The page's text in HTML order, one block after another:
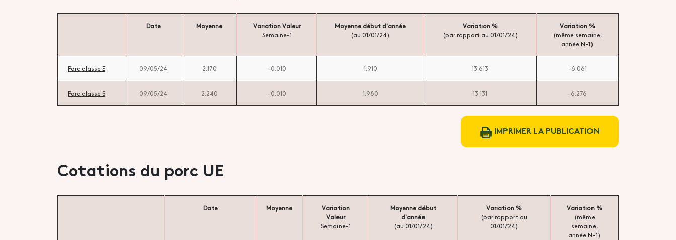
Date Moyenne
Variation Valeur
Semaine-1
Moyenne début d'année
(au 01/01/24)
Variation %
(par rapport au 01/01/24)
Variation %
(même semaine,
année N-1)
Porc classe E 09/05/24 2.170 -0.010 1.910 13.613 -6.061
Porc classe S 09/05/24 2.240 -0.010 1.980 13.131 -6.276
IMPRIMER LA PUBLICATION
Cotations du porc UE
Date Moyenne
Variation
Valeur
Semaine-1
Moyenne début
d'année
(au 01/01/24)
Variation %
(par rapport au
01/01/24)
Variation %
(même
semaine,
année N-1)